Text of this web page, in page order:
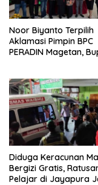
Noor Biyanto Terpilih
Aklamasi Pimpin BPC
PERADIN Magetan,
Diduga Keracunan
Bergizi Gratis,
Pelajar di Jayapura